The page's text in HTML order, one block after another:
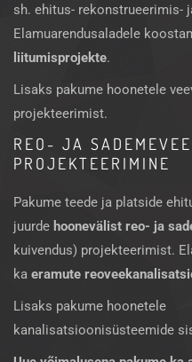
sh. ehitus- rekonstrueerimis-
Elamuarendusaladele
liitumisprojekte.
Lisaks pakume hoonetele
projekteerimist.
REO- JA
PROJEKTEERIMINE
Pakume teede ja platside
juurde hoonevälist reo- ja
kuivendus) projekteerimist.
ka eramute
Lisaks pakume hoonetele
kanalisatsioonisüsteemide